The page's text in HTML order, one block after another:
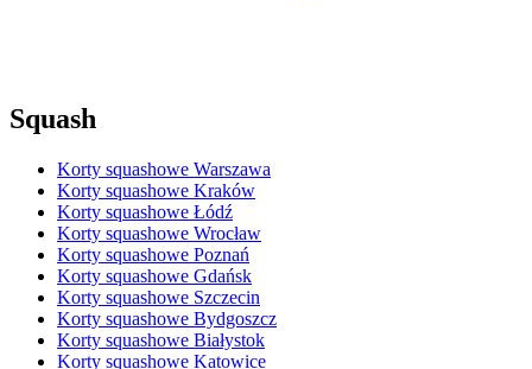
Squash
Korty squashowe Warszawa
Korty squashowe Kraków
Korty squashowe Łódź
Korty squashowe Wrocław
Korty squashowe Poznań
Korty squashowe Gdańsk
Korty squashowe Szczecin
Korty squashowe Bydgoszcz
Korty squashowe Białystok
Korty squashowe Katowice